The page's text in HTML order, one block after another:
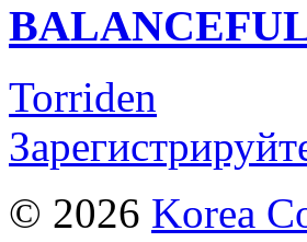
Torriden
© 2026 Korea